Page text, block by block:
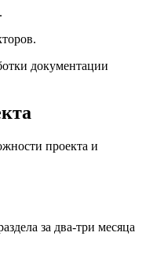
документации
проекта и
за два-три месяца